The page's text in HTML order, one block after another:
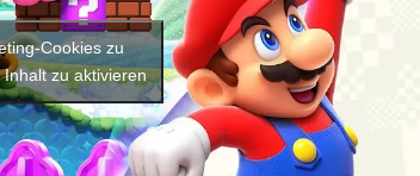
Cookies zu
zu aktivieren